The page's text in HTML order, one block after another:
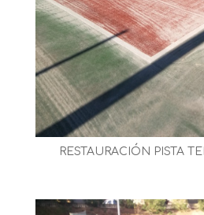
RESTAURACIÓN PISTA